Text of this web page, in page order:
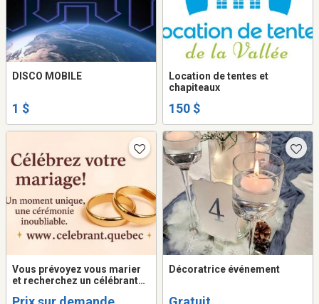
DISCO MOBILE
1 $
Location de tentes et
chapiteaux
150 $
Vous prévoyez vous marier
et recherchez un célébrant
Décoratrice événement